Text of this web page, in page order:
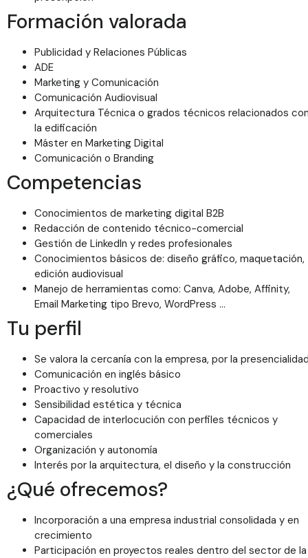
Formación valorada
Publicidad y Relaciones Públicas
ADE
Marketing y Comunicación
Comunicación Audiovisual
Arquitectura Técnica o grados técnicos relacionados
la edificación
Máster en Marketing Digital
Comunicación o Branding
Competencias
Conocimientos de marketing digital B2B
Redacción de contenido técnico-comercial
Gestión de LinkedIn y redes profesionales
Conocimientos básicos de: diseño gráfico, maquetación,
edición audiovisual
Manejo de herramientas como: Canva, Adobe, Affinity,
Email Marketing tipo Brevo, WordPress …
Tu perfil
Se valora la cercanía con la empresa, por la
Comunicación en inglés básico
Proactivo y resolutivo
Sensibilidad estética y técnica
Capacidad de interlocución con perfiles técnicos y
comerciales
Organización y autonomía
Interés por la arquitectura, el diseño y la construcción
¿Qué ofrecemos?
Incorporación a una empresa industrial consolidada y en
crecimiento
Participación en proyectos reales dentro del sector de la